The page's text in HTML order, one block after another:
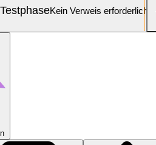
Kein Verweis erforderlich